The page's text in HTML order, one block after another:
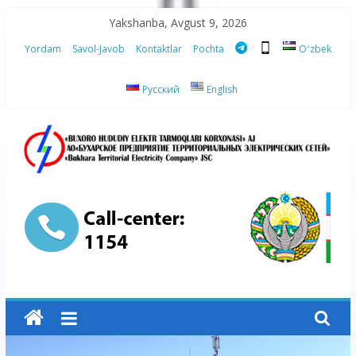
content
Yakshanba, Avgust 9, 2026
Yordam Savol-Javob Kontaktlar Pochta Oʻzbek
Русский English
“Buxoro
hududiy
elektr
tarmoqlari